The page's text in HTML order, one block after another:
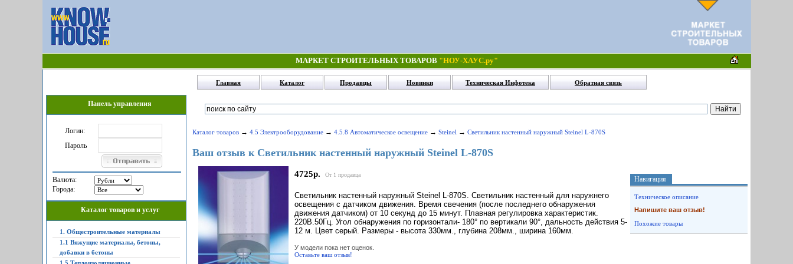
МАРКЕТ СТРОИТЕЛЬНЫХ ТОВАРОВ "НОУ-ХАУС.ру"
Главная Каталог Продавцы Новинки Техническая Инфотека Обратная связь
Панель управления
Логин:
Пароль
Валюта:
Города:
Каталог товаров и услуг
1. Общестроительные материалы
1.1 Вяжущие материалы, бетоны,
добавки в бетоны
Каталог товаров → 4.5 Электрооборудование → 4.5.8 Автоматическое освещение → Steinel → Светильник настенный наружный Steinel L-870S
Ваш отзыв к Светильник настенный наружный Steinel L-870S
4725р. От 1 продавца
Светильник настенный наружный Steinel L-870S. Светильник настенный для наружнего
освещения с датчиком движения. Время свечения (после последнего обнаружения
движения датчиком) от 10 секунд до 15 минут. Плавная регулировка характеристик.
220В.50Гц. Угол обнаружения по горизонтали- 180° по вертикали 90°, дальность действия 5-
12 м. Цвет серый. Размеры - высота 330мм., глубина 208мм., ширина 160мм.
У модели пока нет оценок.
Оставьте ваш отзыв!
Навигация
Техническое описание
Напишите ваш отзыв!
Похожие товары